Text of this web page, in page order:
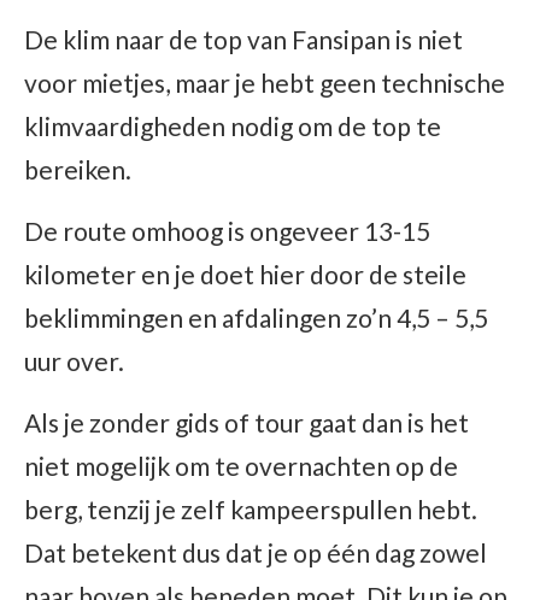
De klim naar de top van Fansipan is niet
voor mietjes, maar je hebt geen technische
klimvaardigheden nodig om de top te
bereiken.
De route omhoog is ongeveer 13-15
kilometer en je doet hier door de steile
beklimmingen en afdalingen zo’n 4,5 – 5,5
uur over.
Als je zonder gids of tour gaat dan is het
niet mogelijk om te overnachten op de
berg, tenzij je zelf kampeerspullen hebt.
Dat betekent dus dat je op één dag zowel